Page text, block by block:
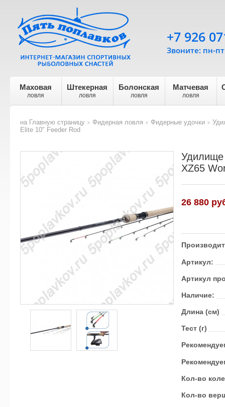
Маховая
ловля
Штекерная
ловля
Болонская
ловля
Матчевая
ловля
+7 926
Звоните: пн-
на Главную страницу
Фидерная ловля
Фидерные удочки
Elite 10" Feeder Rod
Удилище
XZ65
26 880
Артикул:
Артикул
Наличие:
Длина (см)
Тест (г)
Кол-во
Кол-во